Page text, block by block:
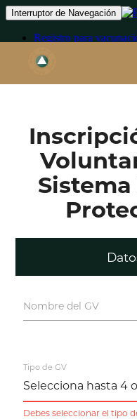
Nombre del GV
Tipo de GV
Debes seleccionar el tipo